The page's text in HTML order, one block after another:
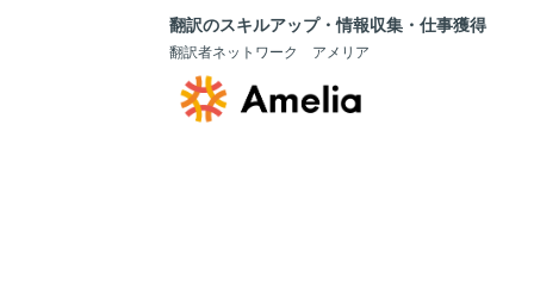
翻訳のスキルアップ・情報収集・仕事獲得
翻訳者ネットワーク アメリア